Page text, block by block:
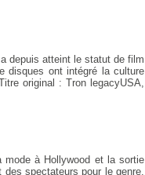
depuis atteint le statut de film
disques ont intégré la culture
original : Tron legacyUSA,
mode à Hollywood et la sortie
des spectateurs pour le genre.